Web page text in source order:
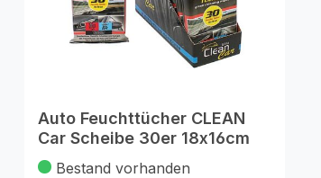
Auto Feuchttücher CLEAN
Car Scheibe 30er 18x16cm
Bestand vorhanden